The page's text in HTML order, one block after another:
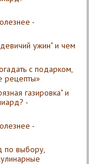
-
ужин" и чем
с подарком,
рецепты»
газировка" и
-
-
по выбору,